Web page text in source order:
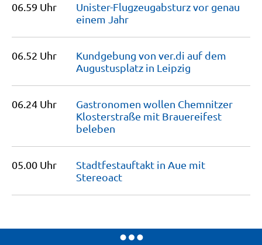
06.59 Uhr
Unister-Flugzeugabsturz vor genau
einem Jahr
06.52 Uhr
Kundgebung von ver.di auf dem
Augustusplatz in Leipzig
06.24 Uhr
Gastronomen wollen Chemnitzer
Klosterstraße mit Brauereifest
beleben
05.00 Uhr
Stadtfestauftakt in Aue mit
Stereoact